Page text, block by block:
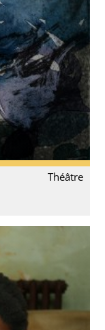
Théâtre